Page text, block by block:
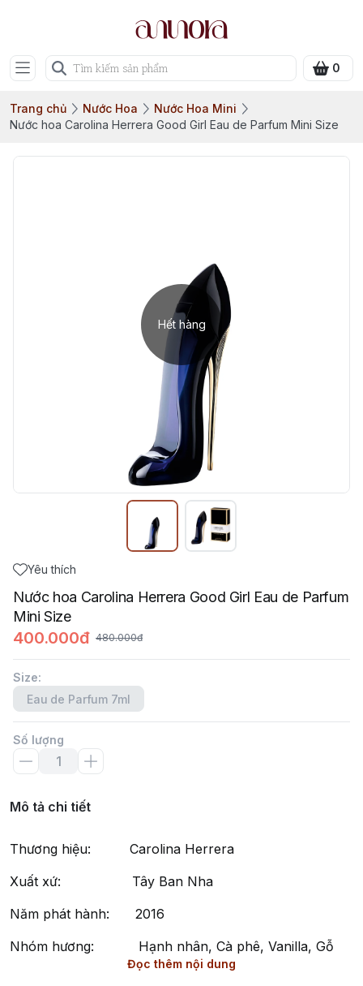
0
Trang chủ Nước Hoa
Nước Hoa Mini
Nước hoa Carolina Herrera Good Girl Eau de Parfum Mini Size
Hết hàng
Yêu thích
Nước hoa Carolina Herrera Good Girl Eau de Parfum
Mini Size
400.000đ 480.000đ
Size:
Eau de Parfum 7ml
Số lượng
Mô tả chi tiết
Thương hiệu: Carolina Herrera
Xuất xứ: Tây Ban Nha
Năm phát hành: 2016
Nhóm hương: Hạnh nhân, Cà phê, Vanilla, Gỗ
Đọc thêm nội dung